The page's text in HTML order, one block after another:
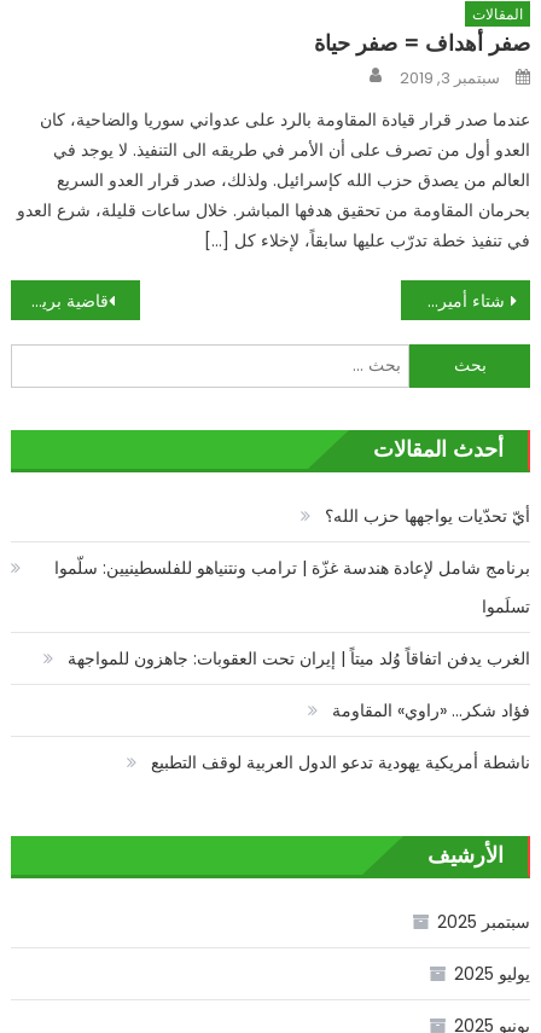
المقالات
صفر أهداف = صفر حياة
Posted
onسبتمبر 3, 2019
عندما صدر قرار قيادة المقاومة بالرد على عدواني سوريا والضاحية، كان
العدو أول من تصرف على أن الأمر في طريقه الى التنفيذ. لا يوجد في
العالم من يصدق حزب الله كإسرائيل. ولذلك، صدر قرار العدو السريع
بحرمان المقاومة من تحقيق هدفها المباشر. خلال ساعات قليلة، شرع العدو
في تنفيذ خطة تدرّب عليها سابقاً، لإخلاء كل […]
تصفّح
المقالات
قاضية بريطانية ترفض تسليم مؤسس «ويكيليكس» إلى أميركا: أسانج قد ينجو… هذه المرّة شتاء أميركا الطويل
البحث
عن:
أحدث المقالات
أيّ تحدّيات يواجهها حزب الله؟
برنامج شامل لإعادة هندسة غزّة | ترامب ونتنياهو للفلسطينيين: سلّموا
تسلَموا
الغرب يدفن اتفاقاً وُلد ميتاً | إيران تحت العقوبات: جاهزون للمواجهة
فؤاد شكر… «راوي» المقاومة
ناشطة أمريكية يهودية تدعو الدول العربية لوقف التطبيع
الأرشيف
سبتمبر 2025
يوليو 2025
يونيو 2025